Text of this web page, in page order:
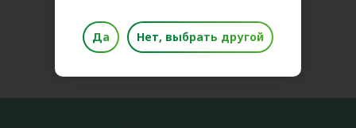
Да Нет, выбрать другой